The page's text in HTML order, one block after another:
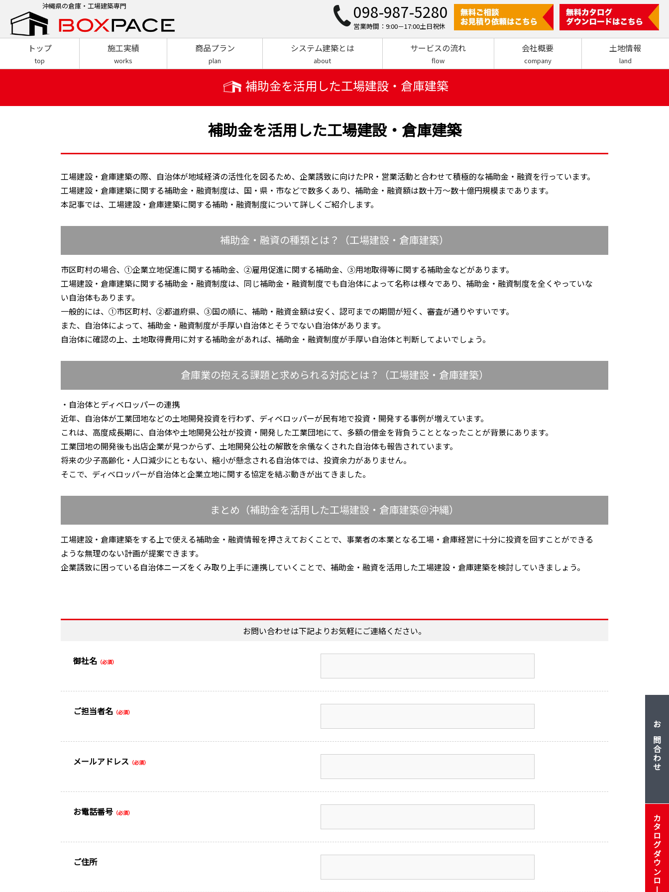
沖縄県の倉庫・工場建築専門 098-987-5280
営業時間：9:00－17:00土日祝休
トップ
top
施工実績
works
商品プラン
plan
システム建築とは
about
サービスの流れ
flow
会社概要
company
土地情報
land
補助金を活用した工場建設・倉庫建築
補助金を活用した工場建設・倉庫建築
工場建設・倉庫建築の際、自治体が地域経済の活性化を図るため、企業誘致に向けたPR・営業活動と合わせて積極的な補助金・融資を行っています。
工場建設・倉庫建築に関する補助金・融資制度は、国・県・市などで数多くあり、補助金・融資額は数十万～数十億円規模まであります。
本記事では、工場建設・倉庫建築に関する補助・融資制度について詳しくご紹介します。
補助金・融資の種類とは？（工場建設・倉庫建築）
市区町村の場合、①企業立地促進に関する補助金、②雇用促進に関する補助金、③用地取得等に関する補助金などがあります。
工場建設・倉庫建築に関する補助金・融資制度は、同じ補助金・融資制度でも自治体によって名称は様々であり、補助金・融資制度を全くやっていな
い自治体もあります。
一般的には、①市区町村、②都道府県、③国の順に、補助・融資金額は安く、認可までの期間が短く、審査が通りやすいです。
また、自治体によって、補助金・融資制度が手厚い自治体とそうでない自治体があります。
自治体に確認の上、土地取得費用に対する補助金があれば、補助金・融資制度が手厚い自治体と判断してよいでしょう。
倉庫業の抱える課題と求められる対応とは？（工場建設・倉庫建築）
・自治体とディベロッパーの連携
近年、自治体が工業団地などの土地開発投資を行わず、ディベロッパーが民有地で投資・開発する事例が増えています。
これは、高度成長期に、自治体や土地開発公社が投資・開発した工業団地にて、多額の借金を背負うこととなったことが背景にあります。
工業団地の開発後も出店企業が見つからず、土地開発公社の解散を余儀なくされた自治体も報告されています。
将来の少子高齢化・人口減少にともない、縮小が懸念される自治体では、投資余力がありません。
そこで、ディベロッパーが自治体と企業立地に関する協定を結ぶ動きが出てきました。
まとめ（補助金を活用した工場建設・倉庫建築＠沖縄）
工場建設・倉庫建築をする上で使える補助金・融資情報を押さえておくことで、事業者の本業となる工場・倉庫経営に十分に投資を回すことができる
ような無理のない計画が提案できます。
企業誘致に困っている自治体ニーズをくみ取り上手に連携していくことで、補助金・融資を活用した工場建設・倉庫建築を検討していきましょう。
お問い合わせは下記よりお気軽にご連絡ください。
御社名 （必須）
ご担当者名 （必須）
メールアドレス （必須）
お電話番号 （必須）
ご住所
お問合わせ
カタログダウンロード